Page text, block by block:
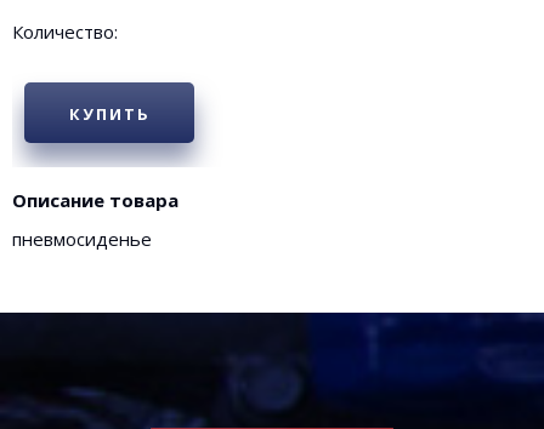
Количество:
КУПИТЬ
Описание товара
пневмосиденье